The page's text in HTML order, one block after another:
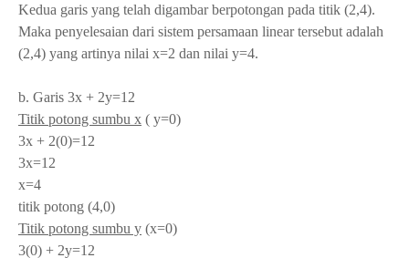
Kedua garis yang telah digambar berpotongan pada titik (2,4).
Maka penyelesaian dari sistem persamaan linear tersebut adalah
(2,4) yang artinya nilai x=2 dan nilai y=4.
b. Garis 3x + 2y=12
Titik potong sumbu x ( y=0)
3x + 2(0)=12
3x=12
x=4
titik potong (4,0)
Titik potong sumbu y (x=0)
3(0) + 2y=12